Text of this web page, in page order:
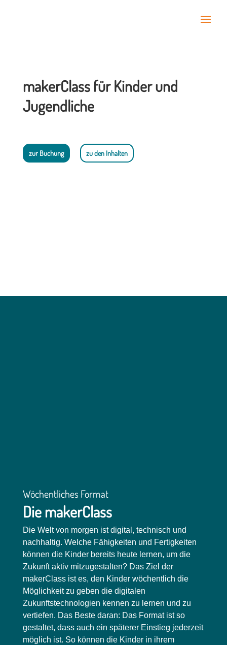
makerClass für Kinder und
Jugendliche
zur Buchung zu den Inhalten
Wöchentliches Format
Die makerClass
Die Welt von morgen ist digital, technisch und
nachhaltig. Welche Fähigkeiten und Fertigkeiten
können die Kinder bereits heute lernen, um die
Zukunft aktiv mitzugestalten? Das Ziel der
makerClass ist es, den Kinder wöchentlich die
Möglichkeit zu geben die digitalen
Zukunftstechnologien kennen zu lernen und zu
vertiefen. Das Beste daran: Das Format ist so
gestaltet, dass auch ein späterer Einstieg jederzeit
möglich ist. So können die Kinder in ihrem